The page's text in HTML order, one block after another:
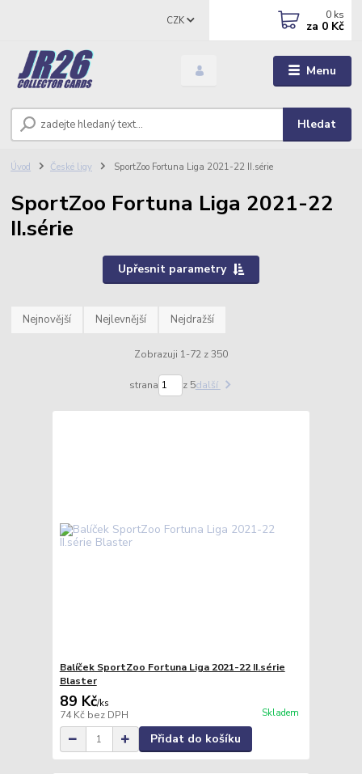
Menu
CZK
Hledat
0 ks
za 0 Kč
Úvod České ligy SportZoo Fortuna Liga 2021-22 II.série
SportZoo Fortuna Liga 2021-22
II.série
Upřesnit parametry
Nejnovější Nejlevnější Nejdražší
Zobrazuji 1-72 z 350
strana z 5další
Balíček SportZoo Fortuna Liga 2021-22 II.série
Blaster
89 Kč/ks
74 Kč bez DPH Skladem
Přidat do košíku